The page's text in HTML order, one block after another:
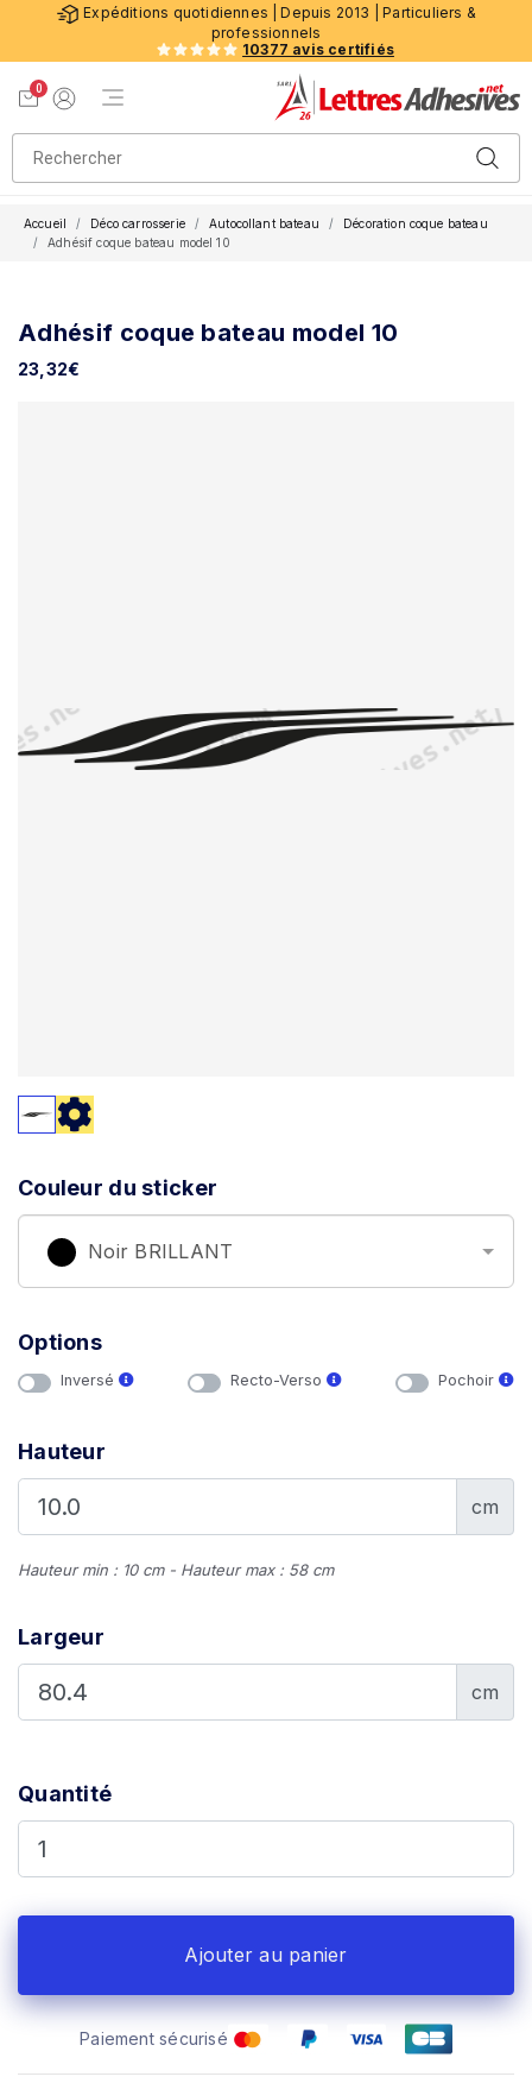
Expéditions quotidiennes | Depuis 2013 | Particuliers &
professionnels
10377 avis certifiés
0
Menu de navigation
Accueil Déco carrosserie Autocollant bateau
Décoration coque bateau
Adhésif coque bateau model 10
Adhésif coque bateau model 10
23,32€
Couleur du sticker
Noir BRILLANT
Options
Inversé Recto-Verso Pochoir
Hauteur
cm
Hauteur min : 10 cm - Hauteur max : 58 cm
Largeur
cm
Quantité
Ajouter au panier
Paiement sécurisé